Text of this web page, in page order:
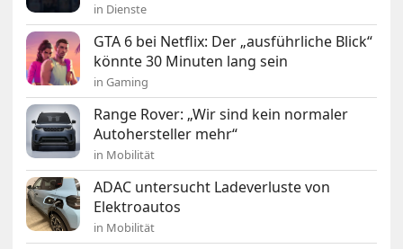
in Dienste
GTA 6 bei Netflix: Der „ausführliche Blick“
könnte 30 Minuten lang sein
in Gaming
Range Rover: „Wir sind kein normaler
Autohersteller mehr“
in Mobilität
ADAC untersucht Ladeverluste von
Elektroautos
in Mobilität